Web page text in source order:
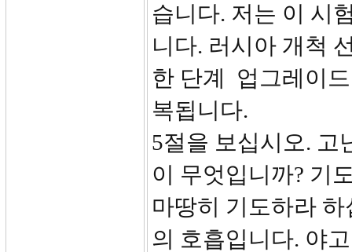
습니다. 저는 이 시
니다. 러시아 개척
한 단계 업그레이
복됩니다.
5절을 보십시오. 고
이 무엇입니까? 기
마땅히 기도하라
의 호흡입니다. 야